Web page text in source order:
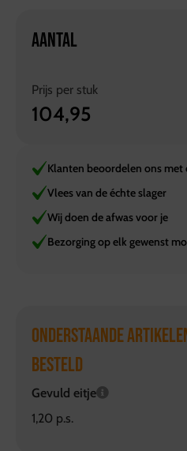
AANTAL
Prijs per stuk
104,95
Klanten beoordelen ons met
Vlees van de échte slager
Wij doen de afwas voor je
Bezorging op elk gewenst
ONDERSTAANDE
BESTELD
Gevuld eitje
1,20 p.s.